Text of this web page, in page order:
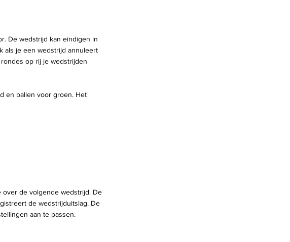
De wedstrijd kan eindigen in
als je een wedstrijd annuleert
op rij je wedstrijden
en ballen voor groen. Het
over de volgende wedstrijd. De
de wedstrijduitslag. De
aan te passen.